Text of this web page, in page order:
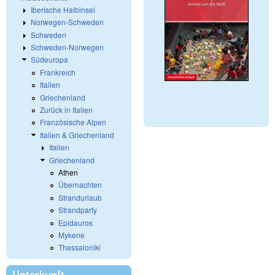
Iberische Halbinsel
Norwegen-Schweden
Schweden
Schweden-Norwegen
Südeuropa
Frankreich
Italien
Griechenland
Zurück in Italien
Französische Alpen
Italien & Griechenland
Italien
Griechenland
Athen
Übernachten
Strandurlaub
Strandparty
Epidauros
Mykene
Thessaloniki